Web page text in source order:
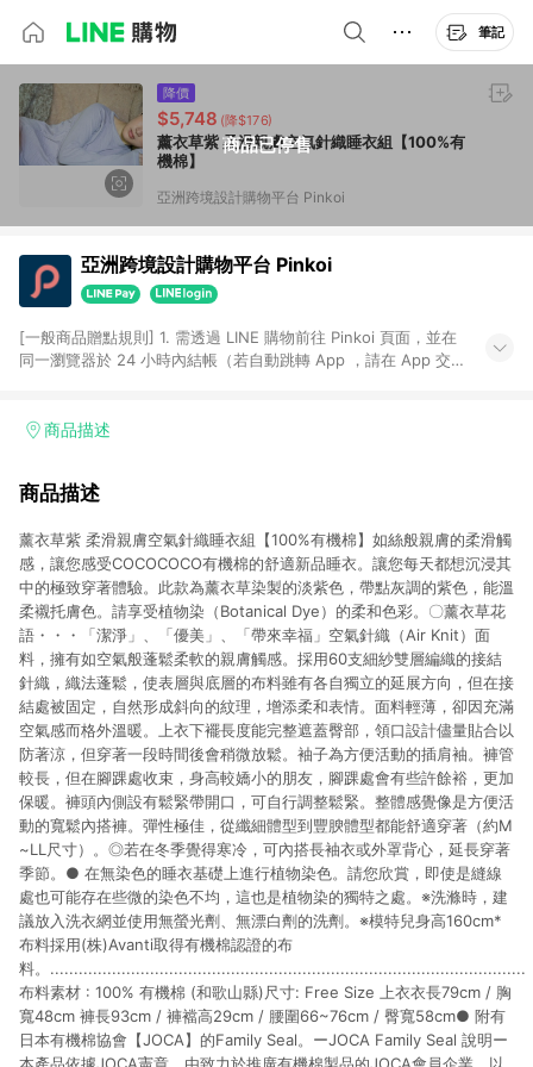
筆記
商品已停售
降價
$5,748 (降$176)
薰衣草紫 柔滑親膚空氣針織睡衣組【100%有
機棉】
亞洲跨境設計購物平台 Pinkoi
亞洲跨境設計購物平台 Pinkoi
[一般商品贈點規則] 1. 需透過 LINE 購物前往 Pinkoi 頁面，並在
同一瀏覽器於 24 小時內結帳（若自動跳轉 App ，請在 App 交
回饋訂單不得享有 Pinkoi 站方優惠，例如首購優惠，P coins，
行為，不具贈點資格，部分退款不在此限。 6. APP 請更新至
貨後 45 天後發送。 8. 群眾募資商品，禮物卡，開館保證金，補
運費，攤位費等不具贈點資格。 9. LINE 購物站上之商品規格、
顏色、價位、贈品如與 Pinkoi 商品資訊頁及購物車不符，以
Pinkoi 購物商品資訊頁及購物車標示為準。 10. 點數紅包使用規
則請以點數紅包活動說明為準。 11. 若於 LINE 購物前往 Pinkoi
頁面後才首次下載 Pinkoi APP 並完成訂單，不符合導購資格；承
上，首次下載 Pinkoi APP 後，需透過 LINE 購物前往 Pinkoi 頁
面，方享導購資格。
商品描述
商品描述
薰衣草紫 柔滑親膚空氣針織睡衣組【100%有機棉】如絲般親膚的柔滑觸
感，讓您感受COCOCOCO有機棉的舒適新品睡衣。讓您每天都想沉浸其
中的極致穿著體驗。此款為薰衣草染製的淡紫色，帶點灰調的紫色，能溫
柔襯托膚色。請享受植物染（Botanical Dye）的柔和色彩。〇薰衣草花
語・・・「潔淨」、「優美」、「帶來幸福」空氣針織（Air Knit）面
料，擁有如空氣般蓬鬆柔軟的親膚觸感。採用60支細紗雙層編織的接結
針織，織法蓬鬆，使表層與底層的布料雖有各自獨立的延展方向，但在接
結處被固定，自然形成斜向的紋理，增添柔和表情。面料輕薄，卻因充滿
空氣感而格外溫暖。上衣下襬長度能完整遮蓋臀部，領口設計儘量貼合以
防著涼，但穿著一段時間後會稍微放鬆。袖子為方便活動的插肩袖。褲管
較長，但在腳踝處收束，身高較嬌小的朋友，腳踝處會有些許餘裕，更加
保暖。褲頭內側設有鬆緊帶開口，可自行調整鬆緊。整體感覺像是方便活
動的寬鬆內搭褲。彈性極佳，從纖細體型到豐腴體型都能舒適穿著（約M
~LL尺寸）。◎若在冬季覺得寒冷，可內搭長袖衣或外罩背心，延長穿著
季節。● 在無染色的睡衣基礎上進行植物染色。請您欣賞，即使是縫線
處也可能存在些微的染色不均，這也是植物染的獨特之處。※洗滌時，建
議放入洗衣網並使用無螢光劑、無漂白劑的洗劑。※模特兒身高160cm*
布料採用(株)Avanti取得有機棉認證的布
料。....................................................................................................
布料素材 : 100% 有機棉 (和歌山縣)尺寸: Free Size 上衣衣長79cm / 胸
寬48cm 褲長93cm / 褲襠高29cm / 腰圍66~76cm / 臀寬58cm● 附有
日本有機棉協會【JOCA】的Family Seal。ーJOCA Family Seal 說明ー